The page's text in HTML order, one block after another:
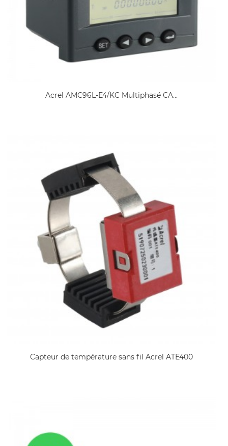
Acrel AMC96L-E4/KC Multiphasé CA...
Capteur de température sans fil Acrel ATE400